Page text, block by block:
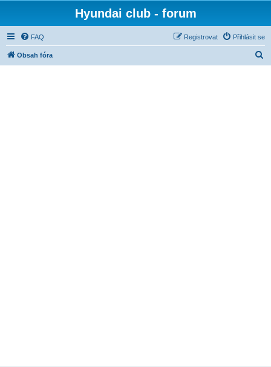
Hyundai club - forum
FAQ Přihlásit se
Registrovat
Obsah fóra